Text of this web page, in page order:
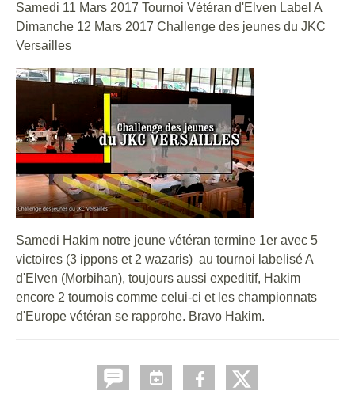
Samedi 11 Mars 2017 Tournoi Vétéran d'Elven Label A
Dimanche 12 Mars 2017 Challenge des jeunes du JKC
Versailles
Samedi Hakim notre jeune vétéran termine 1er avec 5
victoires (3 ippons et 2 wazaris) au tournoi labelisé A
d'Elven (Morbihan), toujours aussi expeditif, Hakim
encore 2 tournois comme celui-ci et les championnats
d'Europe vétéran se rapprohe. Bravo Hakim.